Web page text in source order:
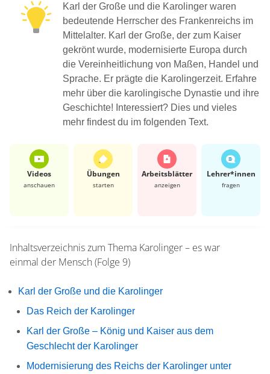
Karl der Große und die Karolinger waren
bedeutende Herrscher des Frankenreichs im
Mittelalter. Karl der Große, der zum Kaiser
gekrönt wurde, modernisierte Europa durch
die Vereinheitlichung von Maßen, Handel und
Sprache. Er prägte die Karolingerzeit. Erfahre
mehr über die karolingische Dynastie und ihre
Geschichte! Interessiert? Dies und vieles
mehr findest du im folgenden Text.
Videos
anschauen
Übungen
starten
Arbeits­blätter
anzeigen
Lehrer*​innen
fragen
Inhaltsverzeichnis zum Thema Karolinger – es war
einmal der Mensch (Folge 9)
Karl der Große und die Karolinger
Das Reich der Karolinger
Karl der Große – König und Kaiser aus dem
Geschlecht der Karolinger
Modernisierung des Reichs der Karolinger unter